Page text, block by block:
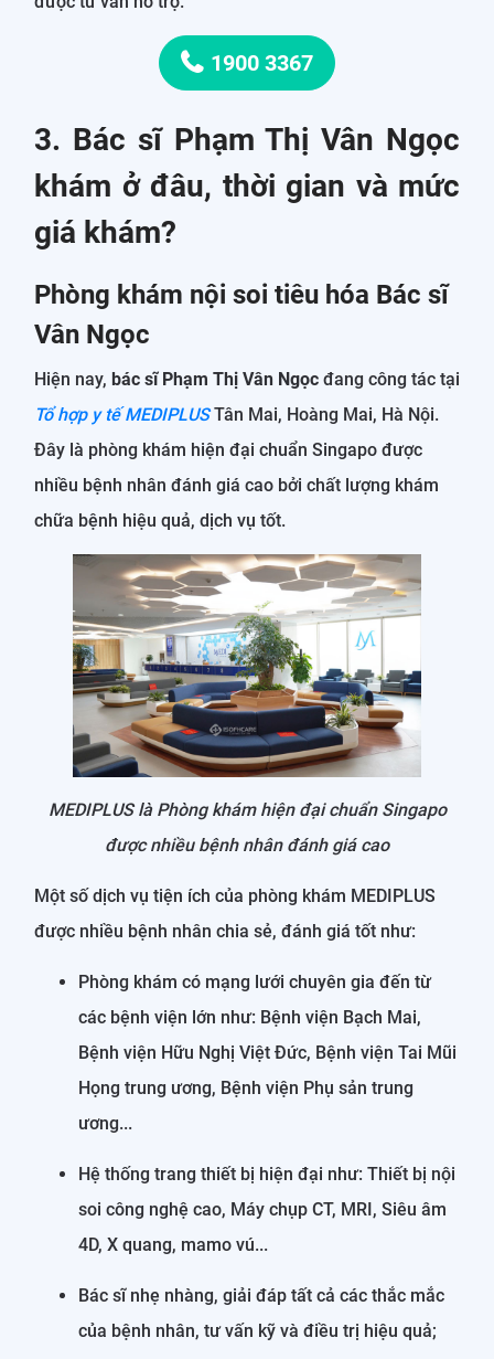
1900 3367
3. Bác sĩ Phạm Thị Vân Ngọc
khám ở đâu, thời gian và mức
giá khám?
Phòng khám nội soi tiêu hóa Bác sĩ
Vân Ngọc
Hiện nay, bác sĩ Phạm Thị Vân Ngọc đang công tác tại
Tổ hợp y tế MEDIPLUSTân Mai, Hoàng Mai, Hà Nội.
Đây là phòng khám hiện đại chuẩn Singapo được
nhiều bệnh nhân đánh giá cao bởi chất lượng khám
chữa bệnh hiệu quả, dịch vụ tốt.
MEDIPLUS là Phòng khám hiện đại chuẩn Singapo
được nhiều bệnh nhân đánh giá cao
Một số dịch vụ tiện ích của phòng khám MEDIPLUS
được nhiều bệnh nhân chia sẻ, đánh giá tốt như:
Phòng khám có mạng lưới chuyên gia đến từ
các bệnh viện lớn như: Bệnh viện Bạch Mai,
Bệnh viện Hữu Nghị Việt Đức, Bệnh viện Tai Mũi
Họng trung ương, Bệnh viện Phụ sản trung
ương...
Hệ thống trang thiết bị hiện đại như: Thiết bị nội
soi công nghệ cao, Máy chụp CT, MRI, Siêu âm
4D, X quang, mamo vú...
Bác sĩ nhẹ nhàng, giải đáp tất cả các thắc mắc
của bệnh nhân, tư vấn kỹ và điều trị hiệu quả;